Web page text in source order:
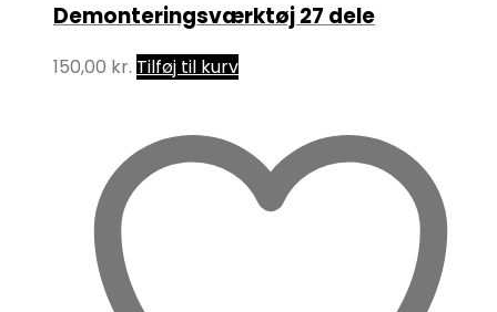
Demonteringsværktøj 27 dele
150,00 kr. Tilføj til kurv